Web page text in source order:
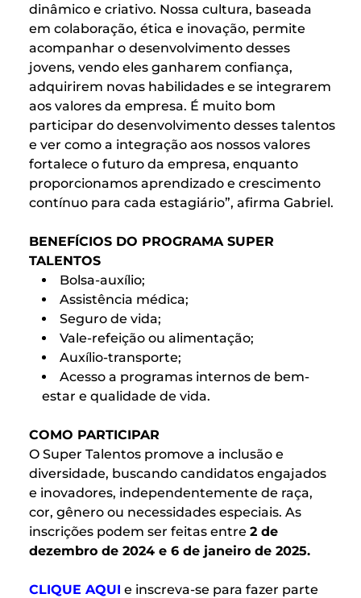
dinâmico e criativo. Nossa cultura, baseada
em colaboração, ética e inovação, permite
acompanhar o desenvolvimento desses
jovens, vendo eles ganharem confiança,
adquirirem novas habilidades e se integrarem
aos valores da empresa. É muito bom
participar do desenvolvimento desses talentos
e ver como a integração aos nossos valores
fortalece o futuro da empresa, enquanto
proporcionamos aprendizado e crescimento
contínuo para cada estagiário”, afirma Gabriel.
BENEFÍCIOS DO PROGRAMA SUPER
TALENTOS
Bolsa-auxílio;
Assistência médica;
Seguro de vida;
Vale-refeição ou alimentação;
Auxílio-transporte;
Acesso a programas internos de bem-
estar e qualidade de vida.
COMO PARTICIPAR
O Super Talentos promove a inclusão e
diversidade, buscando candidatos engajados
e inovadores, independentemente de raça,
cor, gênero ou necessidades especiais. As
inscrições podem ser feitas entre 2 de
dezembro de 2024 e 6 de janeiro de 2025.
CLIQUE AQUI e inscreva-se para fazer parte